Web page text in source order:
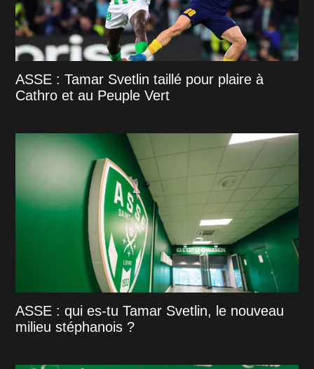
ASSE : Tamar Svetlin taillé pour plaire à
Cathro et au Peuple Vert
ASSE : qui es-tu Tamar Svetlin, le nouveau
milieu stéphanois ?